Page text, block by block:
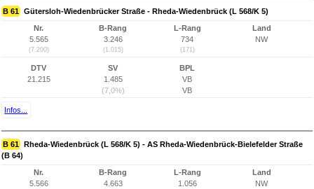
B 61 Gütersloh-Wiedenbrücker Straße - Rheda-Wiedenbrück (L 568/K 5)
Nr.
5.565
(7.200)
B-Rang
3.246
(1.015)
L-Rang
734
(171)
Land
NW
DTV
21.215
SV
1.485
(7,0%)
BPL
VB
VB
Infos...
B 61 Rheda-Wiedenbrück (L 568/K 5) - AS Rheda-Wiedenbrück-Bielefelder Straße
(B 64)
Nr.
5.566
B-Rang
4.663
L-Rang
1.056
Land
NW